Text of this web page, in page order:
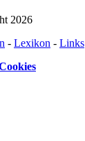
2026
- Lexikon - Links